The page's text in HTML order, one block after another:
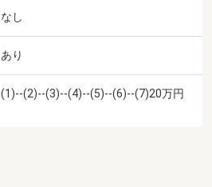
なし
あり
(1)--(2)--(3)--(4)--(5)--(6)--(7)20万円